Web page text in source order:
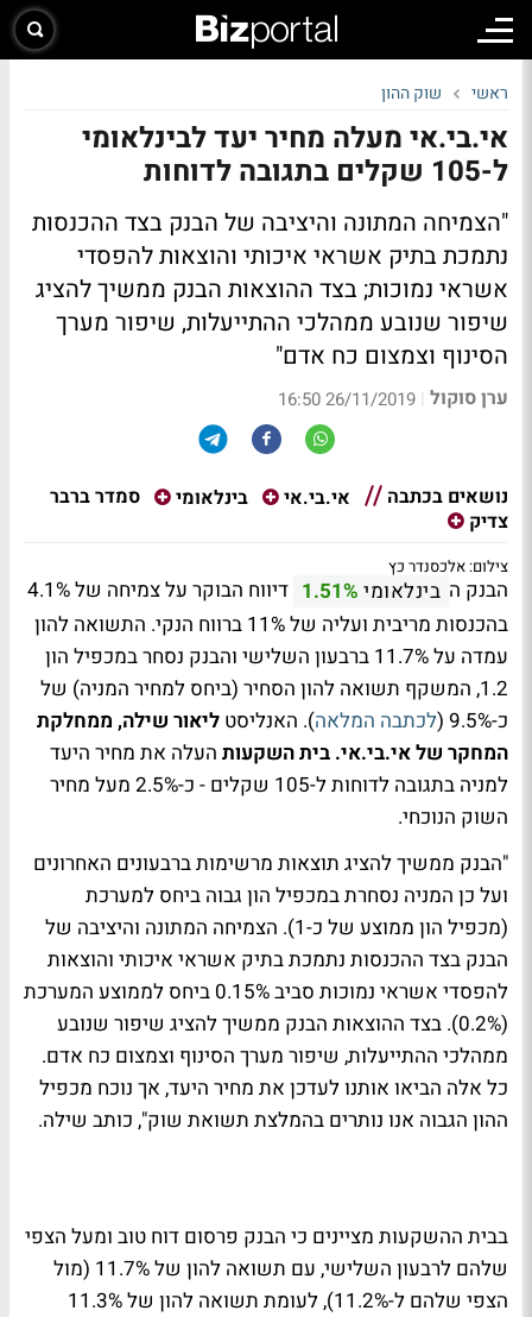
ראשי שוק ההון
אי.בי.אי מעלה מחיר יעד לבינלאומי
ל-105 שקלים בתגובה לדוחות
"הצמיחה המתונה והיציבה של הבנק בצד ההכנסות
נתמכת בתיק אשראי איכותי והוצאות להפסדי
אשראי נמוכות; בצד ההוצאות הבנק ממשיך להציג
שיפור שנובע ממהלכי ההתייעלות, שיפור מערך
הסינוף וצמצום כח אדם"
ערן סוקול |
26/11/2019 16:50
נושאים בכתבה אי.בי.אי בינלאומי
סמדר ברבר
צדיק
צילום: אלכסנדר כץ
הבנק ה בינלאומי 1.51%
דיווח הבוקר על צמיחה של 4.1%
בהכנסות מריבית ועליה של 11% ברווח הנקי. התשואה להון
עמדה על 11.7% ברבעון השלישי והבנק נסחר במכפיל הון
1.2, המשקף תשואה להון הסחיר (ביחס למחיר המניה) של
כ-9.5% (
לכתבה המלאה). האנליסט ליאור שילה, ממחלקת
המחקר של אי.בי.אי. בית השקעות העלה את מחיר היעד
למניה בתגובה לדוחות ל-105 שקלים - כ-2.5% מעל מחיר
השוק הנוכחי.
"הבנק ממשיך להציג תוצאות מרשימות ברבעונים האחרונים
ועל כן המניה נסחרת במכפיל הון גבוה ביחס למערכת
(מכפיל הון ממוצע של כ-1). הצמיחה המתונה והיציבה של
הבנק בצד ההכנסות נתמכת בתיק אשראי איכותי והוצאות
להפסדי אשראי נמוכות סביב 0.15% ביחס לממוצע המערכת
(0.2%). בצד ההוצאות הבנק ממשיך להציג שיפור שנובע
ממהלכי ההתייעלות, שיפור מערך הסינוף וצמצום כח אדם.
כל אלה הביאו אותנו לעדכן את מחיר היעד, אך נוכח מכפיל
ההון הגבוה אנו נותרים בהמלצת תשואת שוק", כותב שילה.
בבית ההשקעות מציינים כי הבנק פרסום דוח טוב ומעל הצפי
שלהם לרבעון השלישי, עם תשואה להון של 11.7% (מול
הצפי שלהם ל-11.2%), לעומת תשואה להון של 11.3%